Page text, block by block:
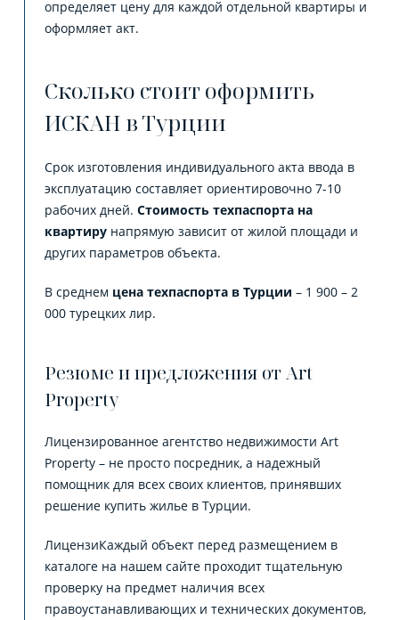
определяет цену для каждой отдельной квартиры и
оформляет акт.
Сколько стоит оформить
ИСКАН в Турции
Срок изготовления индивидуального акта ввода в
эксплуатацию составляет ориентировочно 7-10
рабочих дней. Стоимость техпаспорта на
квартиру напрямую зависит от жилой площади и
других параметров объекта.
В среднем цена техпаспорта в Турции – 1 900 – 2
000 турецких лир.
Резюме и предложения от Art
Property
Лицензированное агентство недвижимости Art
Property – не просто посредник, а надежный
помощник для всех своих клиентов, принявших
решение купить жилье в Турции.
ЛицензиКаждый объект перед размещением в
каталоге на нашем сайте проходит тщательную
проверку на предмет наличия всех
правоустанавливающих и технических документов,